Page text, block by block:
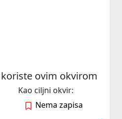
ovim okvirom
Kao ciljni okvir:
Nema zapisa